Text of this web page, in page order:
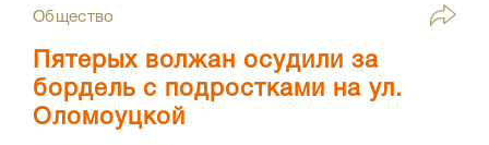
Общество
Пятерых волжан осудили за
бордель с подростками на ул.
Оломоуцкой